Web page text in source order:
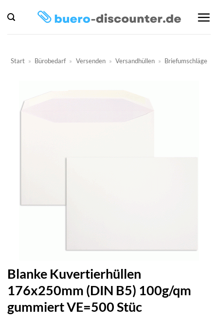
Inhalt
springen
Start » Bürobedarf » Versenden » Versandhüllen » Briefumschläge
Blanke Kuvertierhüllen
176x250mm (DIN B5) 100g/qm
gummiert VE=500 Stüc